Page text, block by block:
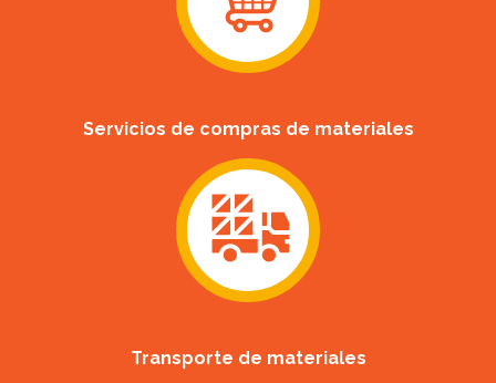
Servicios de compras de materiales
Transporte de materiales